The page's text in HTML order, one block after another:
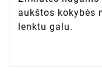
aukštos kokybės
lenktu galu.